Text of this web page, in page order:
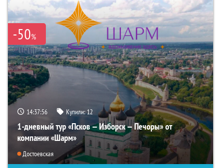
-50%
14:37:53 Купили:12
1-дневный тур «Псков — Изборск — Печоры» от
компании «Шарм»
Достоевская